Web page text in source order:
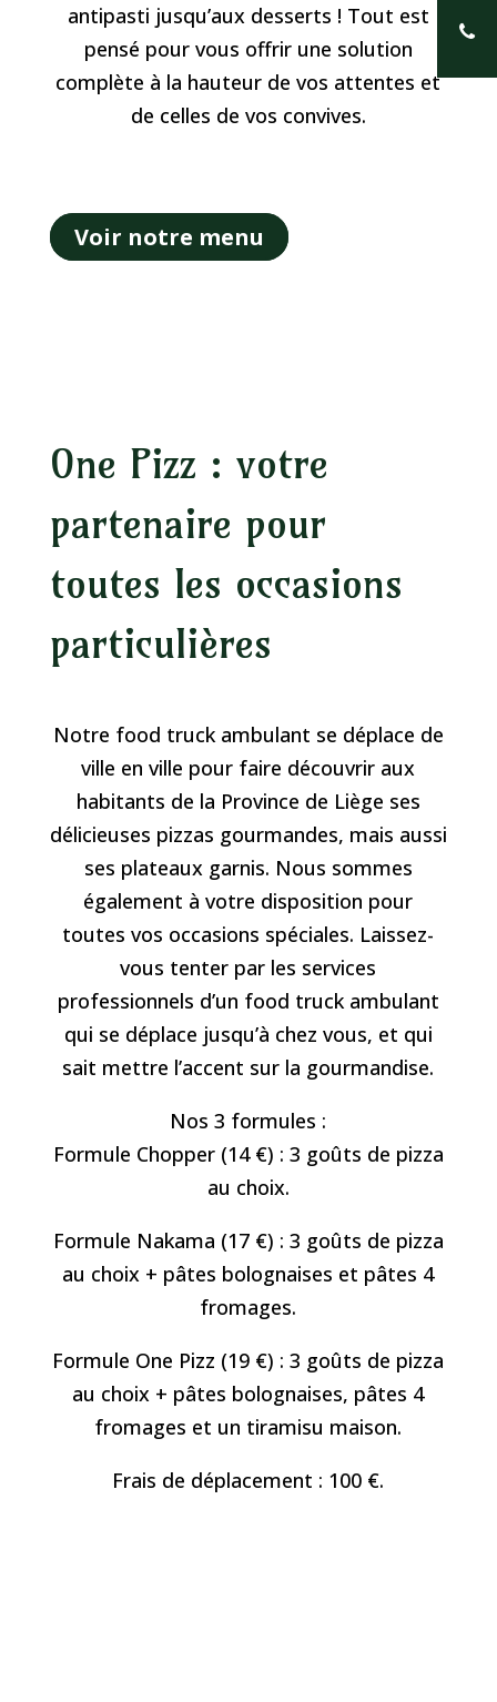
antipasti jusqu’aux desserts ! Tout est
pensé pour vous offrir une solution
complète à la hauteur de vos attentes et
de celles de vos convives.
Voir notre menu
One Pizz : votre
partenaire pour
toutes les occasions
particulières
Notre food truck ambulant se déplace de
ville en ville pour faire découvrir aux
habitants de la Province de Liège ses
délicieuses pizzas gourmandes, mais aussi
ses plateaux garnis. Nous sommes
également à votre disposition pour
toutes vos occasions spéciales. Laissez-
vous tenter par les services
professionnels d’un food truck ambulant
qui se déplace jusqu’à chez vous, et qui
sait mettre l’accent sur la gourmandise.
Nos 3 formules :
Formule Chopper (14 €) : 3 goûts de pizza
au choix.
Formule Nakama (17 €) : 3 goûts de pizza
au choix + pâtes bolognaises et pâtes 4
fromages.
Formule One Pizz (19 €) : 3 goûts de pizza
au choix + pâtes bolognaises, pâtes 4
fromages et un tiramisu maison.
Frais de déplacement : 100 €.